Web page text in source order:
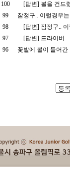
100
[답변] 볼을 건드
99
잠정구.. 이럴경우
98
[답변] 잠정구..
97
[답변] 드라이버
96
꽃밭에 볼이 들어간